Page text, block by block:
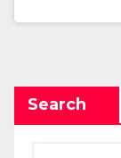
Search